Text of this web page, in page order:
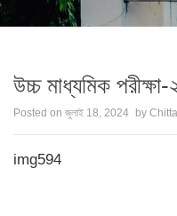
উচ্চ মাধ্যমিক
Posted on জুলাই 18, 2024 by
img594